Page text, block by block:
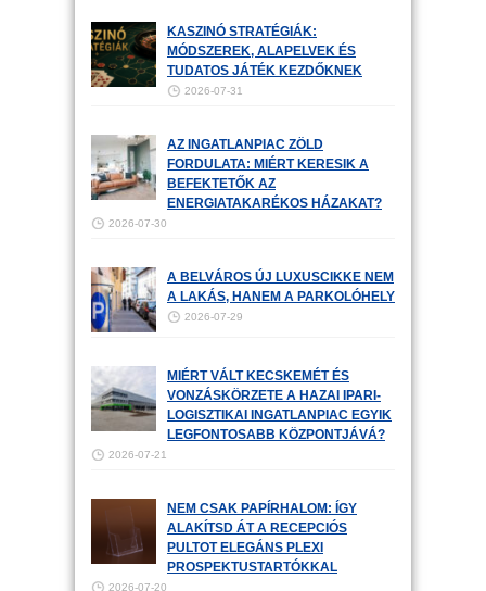
KASZINÓ STRATÉGIÁK:
MÓDSZEREK, ALAPELVEK ÉS
TUDATOS JÁTÉK KEZDŐKNEK
2026-07-31
AZ INGATLANPIAC ZÖLD
FORDULATA: MIÉRT KERESIK A
BEFEKTETŐK AZ
ENERGIATAKARÉKOS HÁZAKAT?
2026-07-30
A BELVÁROS ÚJ LUXUSCIKKE NEM
A LAKÁS, HANEM A PARKOLÓHELY
2026-07-29
MIÉRT VÁLT KECSKEMÉT ÉS
VONZÁSKÖRZETE A HAZAI IPARI-
LOGISZTIKAI INGATLANPIAC EGYIK
LEGFONTOSABB KÖZPONTJÁVÁ?
2026-07-21
NEM CSAK PAPÍRHALOM: ÍGY
ALAKÍTSD ÁT A RECEPCIÓS
PULTOT ELEGÁNS PLEXI
PROSPEKTUSTARTÓKKAL
2026-07-20